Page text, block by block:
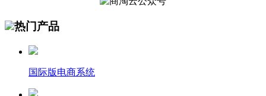
热门产品
国际版电商系统